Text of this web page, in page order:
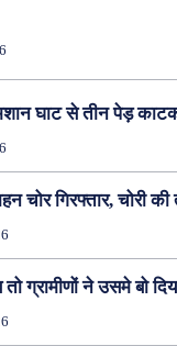
घाट से तीन पेड़
चोर गिरफ्तार, चोरी की
ग्रामीणों ने उसमे बो